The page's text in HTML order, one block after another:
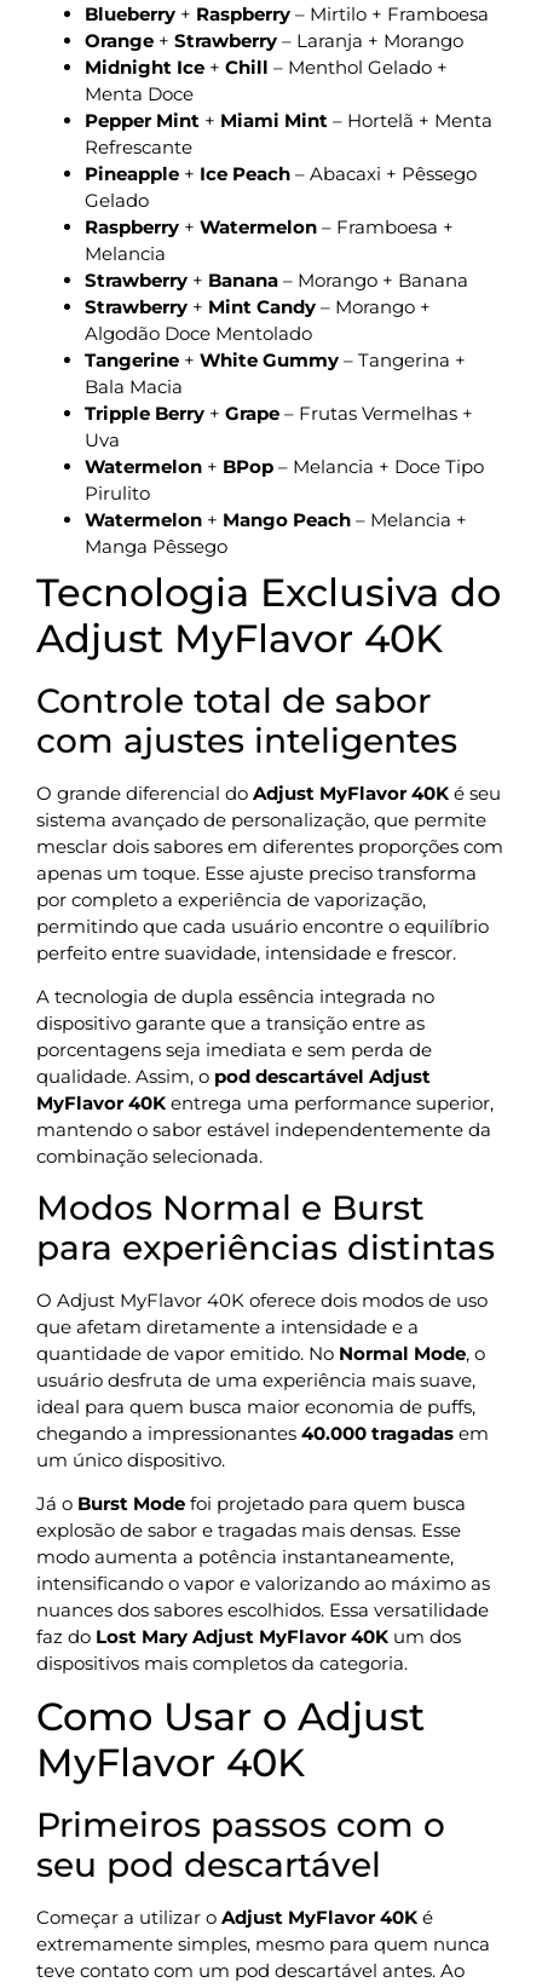
Blueberry + Raspberry – Mirtilo + Framboesa
Orange + Strawberry – Laranja + Morango
Midnight Ice + Chill – Menthol Gelado +
Menta Doce
Pepper Mint + Miami Mint – Hortelã + Menta
Refrescante
Pineapple + Ice Peach – Abacaxi + Pêssego
Gelado
Raspberry + Watermelon – Framboesa +
Melancia
Strawberry + Banana – Morango + Banana
Strawberry + Mint Candy – Morango +
Algodão Doce Mentolado
Tangerine + White Gummy – Tangerina +
Bala Macia
Tripple Berry + Grape – Frutas Vermelhas +
Uva
Watermelon + BPop – Melancia + Doce Tipo
Pirulito
Watermelon + Mango Peach – Melancia +
Manga Pêssego
Tecnologia Exclusiva do
Adjust MyFlavor 40K
Controle total de sabor
com ajustes inteligentes
O grande diferencial do Adjust MyFlavor 40K é seu
sistema avançado de personalização, que permite
mesclar dois sabores em diferentes proporções com
apenas um toque. Esse ajuste preciso transforma
por completo a experiência de vaporização,
permitindo que cada usuário encontre o equilíbrio
perfeito entre suavidade, intensidade e frescor.
A tecnologia de dupla essência integrada no
dispositivo garante que a transição entre as
porcentagens seja imediata e sem perda de
qualidade. Assim, o pod descartável Adjust
MyFlavor 40K entrega uma performance superior,
mantendo o sabor estável independentemente da
combinação selecionada.
Modos Normal e Burst
para experiências distintas
O Adjust MyFlavor 40K oferece dois modos de uso
que afetam diretamente a intensidade e a
quantidade de vapor emitido. No Normal Mode, o
usuário desfruta de uma experiência mais suave,
ideal para quem busca maior economia de puffs,
chegando a impressionantes 40.000 tragadas em
um único dispositivo.
Já o Burst Mode foi projetado para quem busca
explosão de sabor e tragadas mais densas. Esse
modo aumenta a potência instantaneamente,
intensificando o vapor e valorizando ao máximo as
nuances dos sabores escolhidos. Essa versatilidade
faz do Lost Mary Adjust MyFlavor 40K um dos
dispositivos mais completos da categoria.
Como Usar o Adjust
MyFlavor 40K
Primeiros passos com o
seu pod descartável
Começar a utilizar o Adjust MyFlavor 40K é
extremamente simples, mesmo para quem nunca
teve contato com um pod descartável antes. Ao